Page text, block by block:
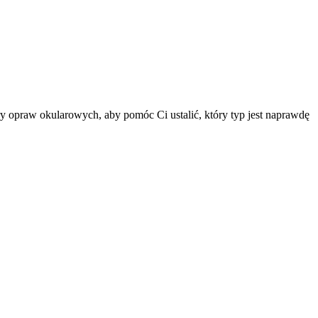
opraw okularowych, aby pomóc Ci ustalić, który typ jest naprawdę